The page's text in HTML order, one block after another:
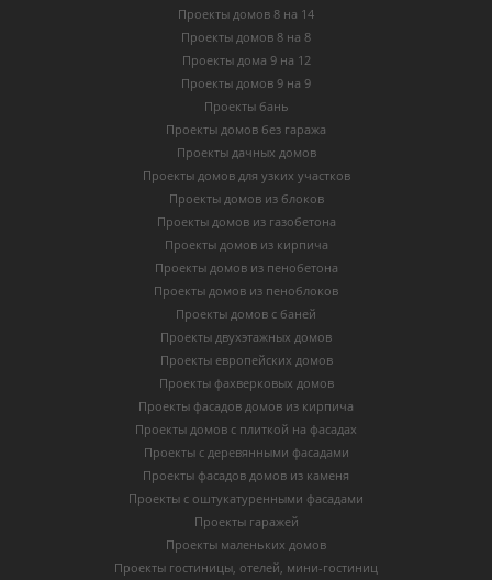
Проекты домов 8 на 14
Проекты домов 8 на 8
Проекты дома 9 на 12
Проекты домов 9 на 9
Проекты бань
Проекты домов без гаража
Проекты дачных домов
Проекты домов для узких участков
Проекты домов из блоков
Проекты домов из газобетона
Проекты домов из кирпича
Проекты домов из пенобетона
Проекты домов из пеноблоков
Проекты домов с баней
Проекты двухэтажных домов
Проекты европейских домов
Проекты фахверковых домов
Проекты фасадов домов из кирпича
Проекты домов с плиткой на фасадах
Проекты с деревянными фасадами
Проекты фасадов домов из каменя
Проекты с оштукатуренными фасадами
Проекты гаражей
Проекты маленьких домов
Проекты гостиницы, отелей, мини-гостиниц